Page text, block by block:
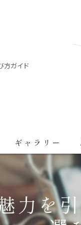
方ガイド
ギャラリー
力を